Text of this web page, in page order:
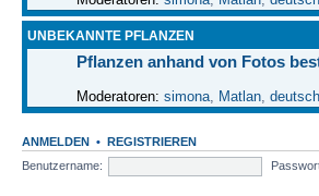
UNBEKANNTE PFLANZEN
Pflanzen anhand von Fotos
Moderatoren: simona Matlan
ANMELDEN • REGISTRIEREN
Benutzername: